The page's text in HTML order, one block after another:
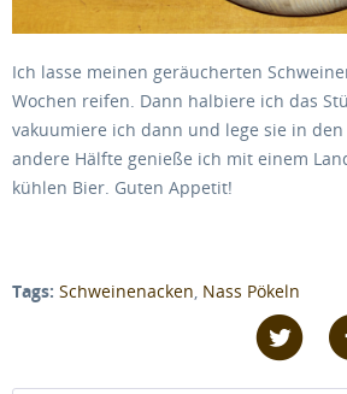
Ich lasse meinen geräucherten
Wochen reifen. Dann halbiere ich das
vakuumiere ich dann und lege sie in
andere Hälfte genieße ich mit einem
kühlen Bier. Guten Appetit!
Tags: Schweinenacken, Nass Pökeln